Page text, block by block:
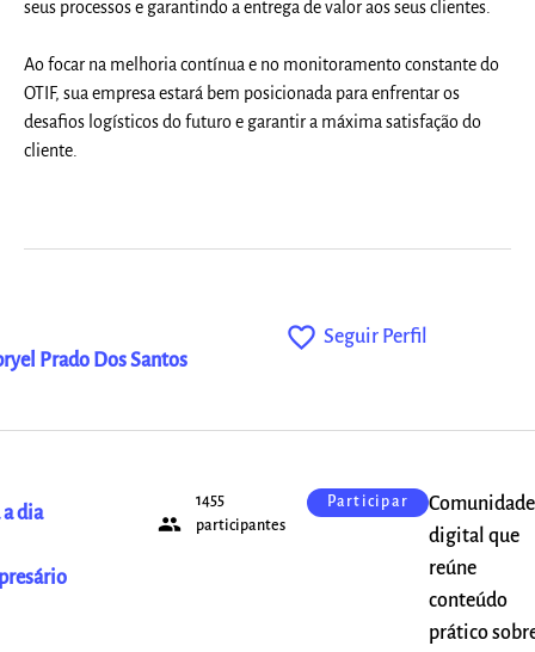
seus processos e garantindo a entrega de valor aos seus clientes.
Ao focar na melhoria contínua e no monitoramento constante do
OTIF, sua empresa estará bem posicionada para enfrentar os
desafios logísticos do futuro e garantir a máxima satisfação do
cliente.
Prado Dos Santos
favorite_outline Seguir Perfil
dia people
1455
participantes
Participar
Comunidade
digital que
reúne
conteúdo
prático